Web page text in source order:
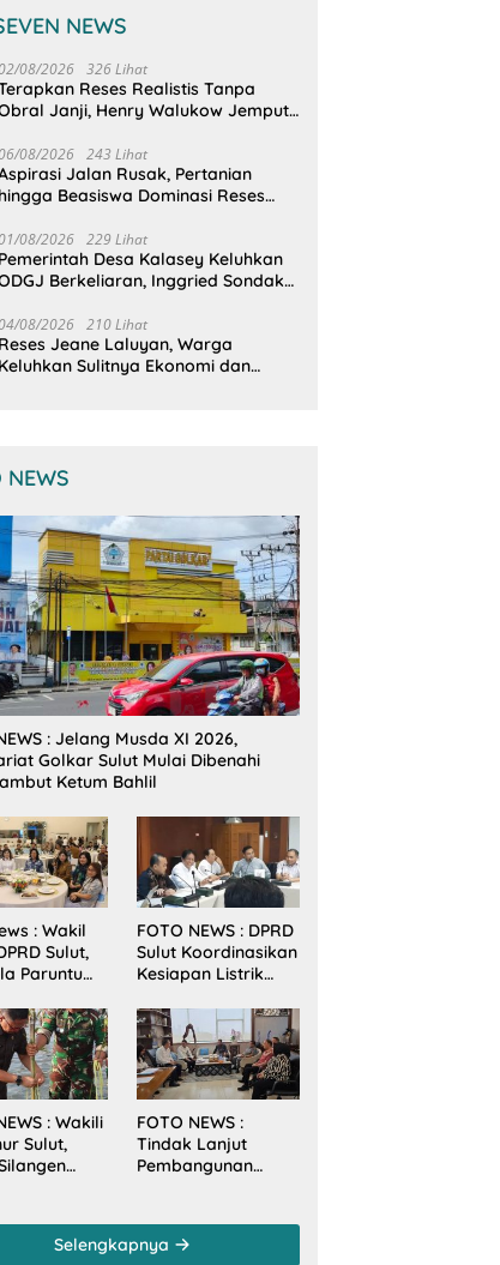
NEWS
08/2026 326 Lihat
Reses Realistis Tanpa
Janji, Henry Walukow Jemput
08/2026 243 Lihat
Jalan Rusak, Pertanian
hingga Beasiswa Dominasi Reses
08/2026 229 Lihat
Pemerintah Desa Kalasey Keluhkan
Berkeliaran, Inggried Sondakh
08/2026 210 Lihat
Reses Jeane Laluyan, Warga
Keluhkan Sulitnya Ekonomi dan
NEWS
: Jelang Musda XI 2026,
Golkar Sulut Mulai Dibenahi
Ketum Bahlil
: Wakil
Sulut,
Paruntu
Malam
Sulut
RI
FOTO NEWS : DPRD
Sulut Koordinasikan
Kesiapan Listrik
Tahun Baru 2026
: Wakili
Sulut,
Minsel
FOTO NEWS :
Tindak Lanjut
Pembangunan
Sulut Sambangi
Dirjen SDA
Selengkapnya